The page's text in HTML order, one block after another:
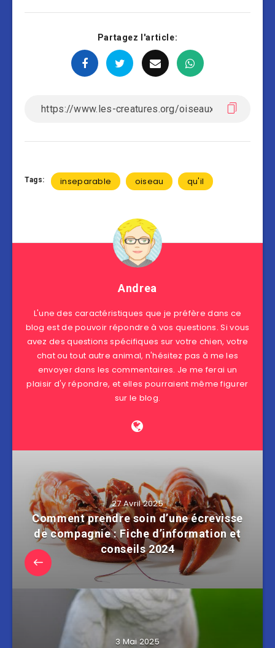
Partagez l'article:
Tags: inseparable oiseau qu'il
Andrea
L'une des caractéristiques que je préfère dans ce
blog est de pouvoir répondre à vos questions. Si vous
avez des questions spécifiques sur votre chien, votre
chat ou tout autre animal, n'hésitez pas à me les
envoyer dans les commentaires. Je me ferai un
plaisir d'y répondre, et elles pourraient même figurer
sur le blog.
27 Avril 2025
Comment prendre soin d’une écrevisse
de compagnie : Fiche d’information et
conseils 2024
3 Mai 2025